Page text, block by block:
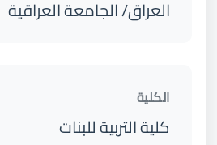
العراق/ الجامعة العراقية
الكلية
كلية التربية للبنات